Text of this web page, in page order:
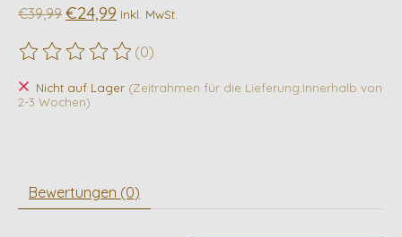
€39,99 €24,99 Inkl. MwSt.
Die Bewertung dieses Produkts ist
(0)
Nicht auf Lager (Zeitrahmen für die Lieferung:Innerhalb von
2-3 Wochen)
Bewertungen (0)